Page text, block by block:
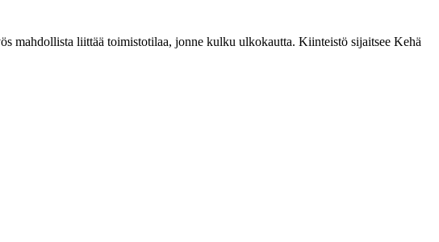
mahdollista liittää toimistotilaa, jonne kulku ulkokautta. Kiinteistö sijaitsee Kehä